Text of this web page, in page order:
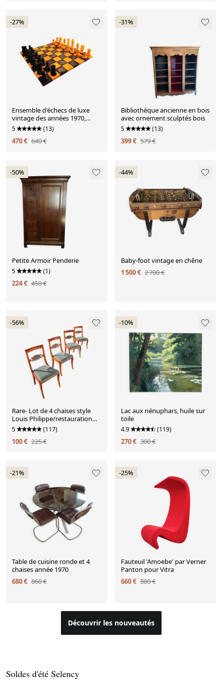
-27%
Ensemble d'échecs de luxe
vintage des années 1970,
couleurs rares, fabriqué en
véritable albâtre italien
sculpté à la main de Volterra -
5 (13)
470 € 640 €
-31%
Bibliothèque ancienne en bois
avec ornement sculptés bois
5 (13)
399 € 579 €
-50%
Petite Armoir Penderie
5 (1)
224 € 450 €
-44%
Baby-foot vintage en chêne
1 500 € 2 700 €
-56%
Rare- Lot de 4 chaises style
Louis Philippe/restauration
avec médaillon - Coloris bleu /
5 (117)
100 € 225 €
-10%
Lac aux nénuphars, huile sur
toile
4.9 (119)
270 € 300 €
-21%
Table de cuisine ronde et 4
chaises année 1970
680 € 860 €
-25%
Fauteuil 'Amoebe' par Verner
Panton pour Vitra
660 € 880 €
Découvrir les nouveautés
Soldes d'été Selency